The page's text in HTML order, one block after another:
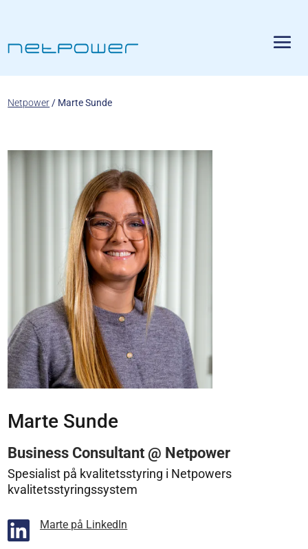
Netpower / Marte Sunde
Marte Sunde
Business Consultant @ Netpower
Spesialist på kvalitetsstyring i Netpowers
kvalitetsstyringssystem
Marte på LinkedIn